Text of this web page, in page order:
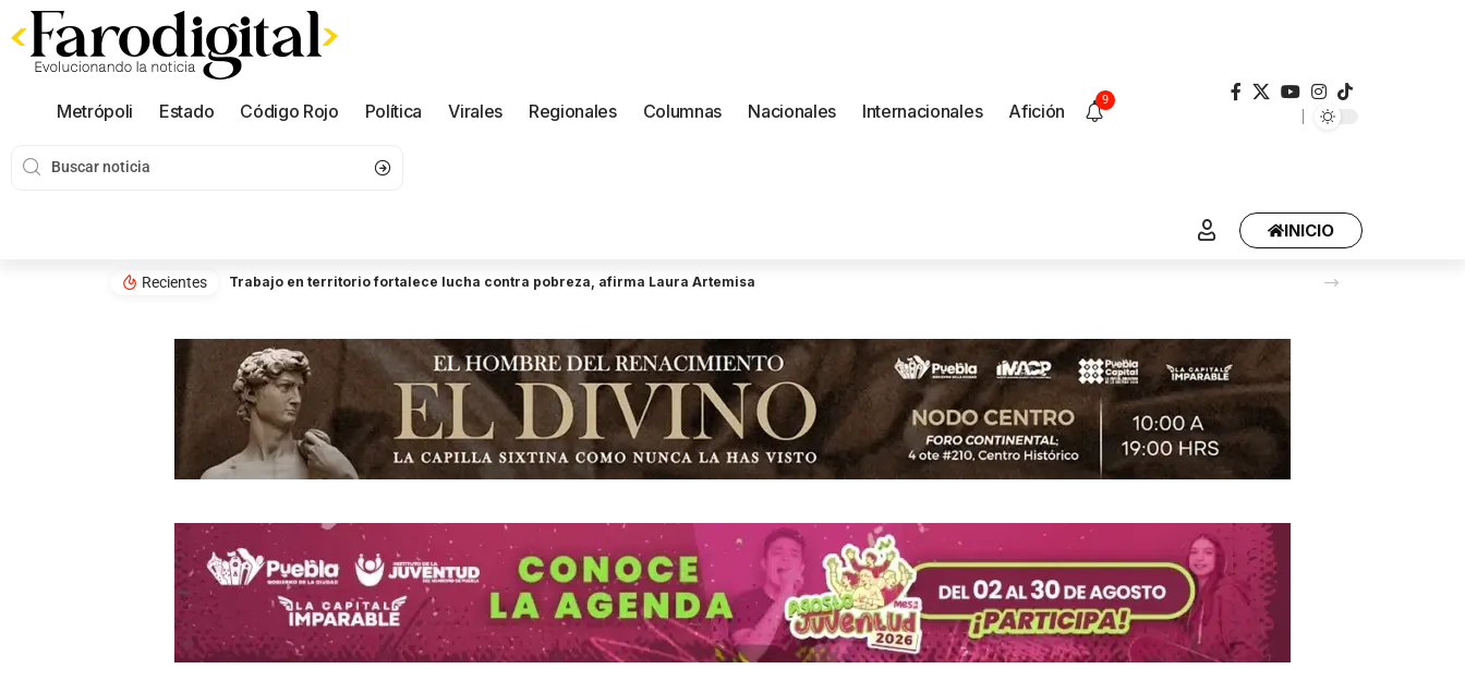
Metrópoli Estado Código Rojo Política Virales Regionales Columnas Nacionales Internacionales Afición
9
INICIO
Recientes Trabajo en territorio fortalece lucha contra pobreza, afirma Laura Artemisa